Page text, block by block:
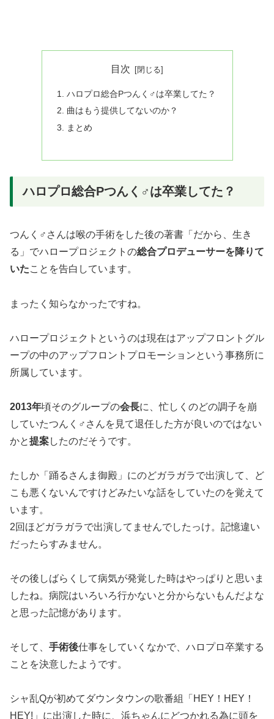
目次
ハロプロ総合Pつんく♂は卒業してた？
曲はもう提供してないのか？
まとめ
ハロプロ総合Pつんく♂は卒業してた？
つんく♂さんは喉の手術をした後の著書「だから、生き
る」でハロープロジェクトの総合プロデューサーを降りて
いたことを告白しています。
まったく知らなかったですね。
ハロープロジェクトというのは現在はアップフロントグル
ープの中のアップフロントプロモーションという事務所に
所属しています。
2013年頃そのグループの会長に、忙しくのどの調子を崩
していたつんく♂さんを見て退任した方が良いのではない
かと提案したのだそうです。
たしか「踊るさんま御殿」にのどガラガラで出演して、ど
こも悪くないんですけどみたいな話をしていたのを覚えて
います。
2回ほどガラガラで出演してませんでしたっけ。記憶違い
だったらすみません。
その後しばらくして病気が発覚した時はやっぱりと思いま
したね。病院はいろいろ行かないと分からないもんだよな
と思った記憶があります。
そして、 手術後仕事をしていくなかで、ハロプロ卒業する
ことを決意したようです。
シャ乱Qが初めてダウンタウンの歌番組「HEY！HEY！
HEY!」に出演した時に、浜ちゃんにどつかれる為に頭を